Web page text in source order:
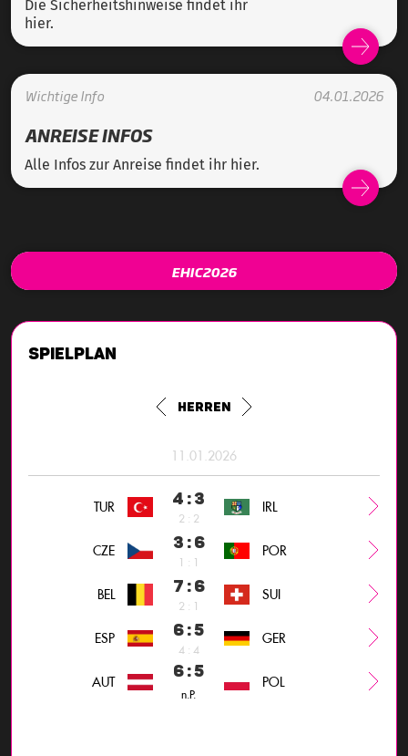
Die Sicherheitshinweise findet ihr
hier.
Wichtige Info 04.01.2026
ANREISE INFOS
Alle Infos zur Anreise findet ihr hier.
EHIC2026
Spielplan
Herren
11.01.2026
TUR 4 : 3
2 : 2
IRL
CZE 3 : 6
1 : 1
POR
BEL 7 : 6
2 : 1
SUI
ESP 6 : 5
4 : 4
GER
AUT
6 : 5
n.P.
POL